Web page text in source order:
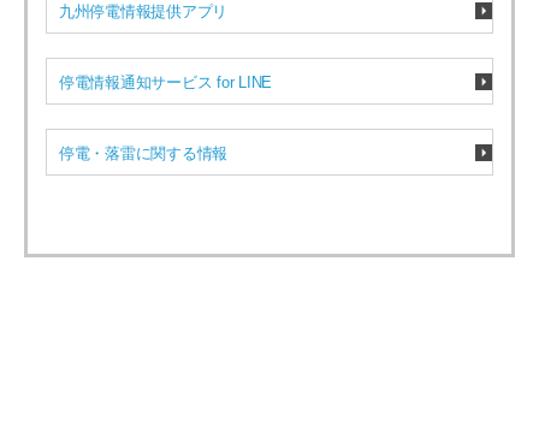
九州停電情報提供アプリ
停電情報通知サービス for LINE
停電・落雷に関する情報